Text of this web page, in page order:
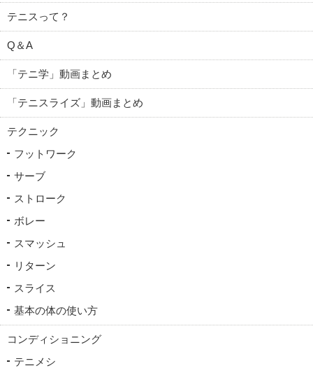
テニスって？
Q＆A
「テニ学」動画まとめ
「テニスライズ」動画まとめ
テクニック
フットワーク
サーブ
ストローク
ボレー
スマッシュ
リターン
スライス
基本の体の使い方
コンディショニング
テニメシ